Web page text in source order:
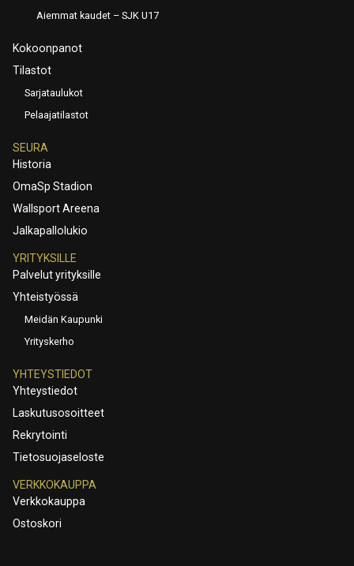
Aiemmat kaudet – SJK U17
Kokoonpanot
Tilastot
Sarjataulukot
Pelaajatilastot
SEURA
Historia
OmaSp Stadion
Wallsport Areena
Jalkapallolukio
YRITYKSILLE
Palvelut yrityksille
Yhteistyössä
Meidän Kaupunki
Yrityskerho
YHTEYSTIEDOT
Yhteystiedot
Laskutusosoitteet
Rekrytointi
Tietosuojaseloste
VERKKOKAUPPA
Verkkokauppa
Ostoskori